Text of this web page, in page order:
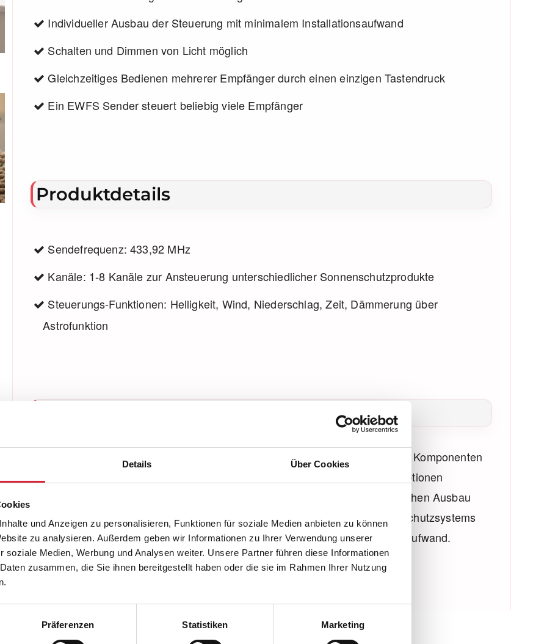
Details Über Cookies
und Anzeigen zu personalisieren, Funktionen für soziale Medien anbieten zu können
zu analysieren. Außerdem geben wir Informationen zu Ihrer Verwendung unserer
soziale Medien, Werbung und Analysen weiter. Unsere Partner führen diese Informationen
zusammen, die Sie ihnen bereitgestellt haben oder die sie im Rahmen Ihrer Nutzung
Präferenzen Statistiken Marketing
Individueller Ausbau der Steuerung mit minimalem Installationsaufwand
Schalten und Dimmen von Licht möglich
Gleichzeitiges Bedienen mehrerer Empfänger durch einen einzigen Tastendruck
Ein EWFS Sender steuert beliebig viele Empfänger
Produktdetails
Sendefrequenz: 433,92 MHz
Kanäle: 1-8 Kanäle zur Ansteuerung unterschiedlicher Sonnenschutzprodukte
Steuerungs-Funktionen: Helligkeit, Wind, Niederschlag, Zeit, Dämmerung über
Astrofunktion
der Hand, wie beispielsweise die Bedienung
des TV-Gerätes. Besonders leistungsstark
sind EWFS Lösungen in der Erweiterung
Ihres individuellen Sonnenschutzsystems
mit minimalem Installationsaufwand.